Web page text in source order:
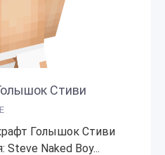
Стиви
Голышок Стиви
Steve Naked Boy...